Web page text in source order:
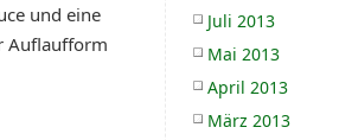
und eine
Auflaufform
Juli 2013
Mai 2013
April 2013
März 2013